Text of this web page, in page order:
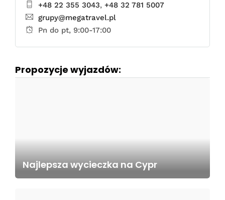
+48 22 355 3043, +48 32 781 5007
grupy@megatravel.pl
Pn do pt, 9:00-17:00
Propozycje wyjazdów:
Najlepsza wycieczka na Cypr